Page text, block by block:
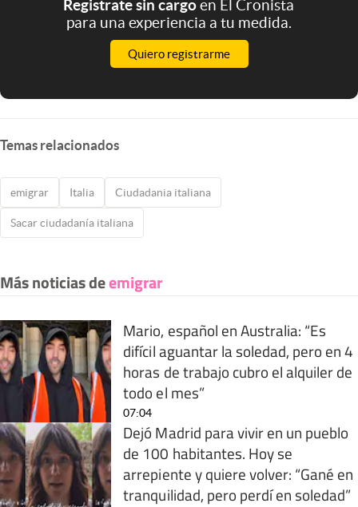
Registrate sin cargoen El Cronista
para una experiencia a tu medida.
Quiero registrarme
Temas relacionados
emigrar Italia Ciudadania italiana
Sacar ciudadanía italiana
Más noticias deemigrar
Mario, español en Australia: “Es
difícil aguantar la soledad, pero en 4
horas de trabajo cubro el alquiler de
todo el mes”
07:04
Dejó Madrid para vivir en un pueblo
de 100 habitantes. Hoy se
arrepiente y quiere volver: “Gané en
tranquilidad, pero perdí en soledad”